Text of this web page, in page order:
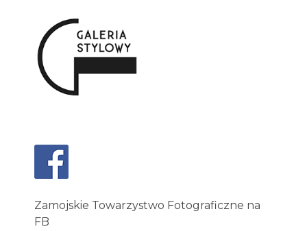
Zamojskie Towarzystwo Fotograficzne na
FB